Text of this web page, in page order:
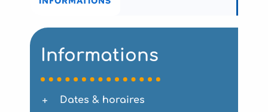
Informations
Dates & horaires